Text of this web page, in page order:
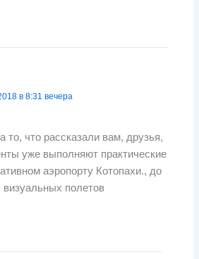
в 8:31 вечера
то, что рассказали вам, друзья,
уже выполняют практические
аэропорту Котопахи., до
полетов